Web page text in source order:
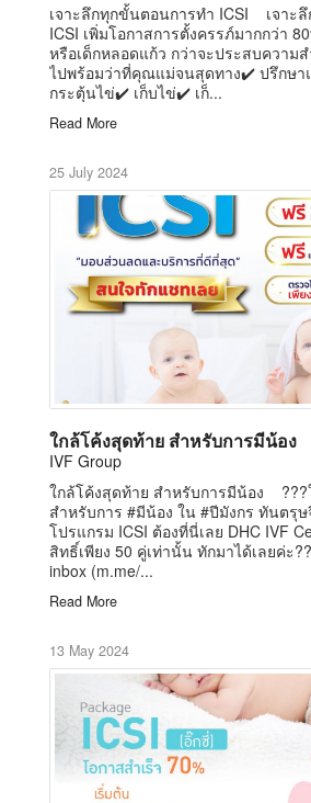
เจาะลึกทุกขั้นตอนการทำ ICSI เจาะ
ICSI เพิ่มโอกาสการตั้งครรภ์มากกว่า
หรือเด็กหลอดแก้ว กว่าจะประสบความส
ไปพร้อมว่าที่คุณแม่จนสุดทาง✔️ ปรึกษา
กระตุ้นไข่✔️ เก็บไข่✔️ เก็...
Read More
25 July 2024
ใกล้โค้งสุดท้าย สำหรับการมีน้อง
IVF Group
ใกล้โค้งสุดท้าย สำหรับการมีน้อง ???
สำหรับการ #มีน้อง ใน #ปีมังกร ทันตรุ
โปรแกรม ICSI ต้องที่นี่เลย DHC IVF
สิทธิ์เพียง 50 คู่เท่านั้น ทักมาได้เลยค่ะ
inbox (m.me/...
Read More
13 May 2024